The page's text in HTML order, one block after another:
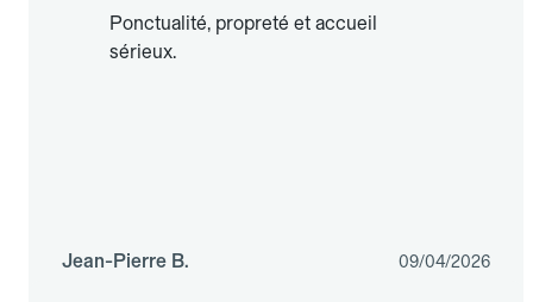
Ponctualité, propreté et accueil
sérieux.
Jean-Pierre B. 09/04/2026